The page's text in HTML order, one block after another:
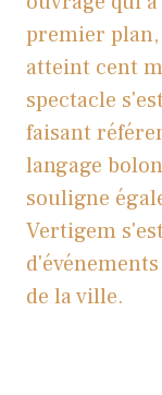
premier
atteint cent
spectacle
faisant
langage
souligne
Vertigem
de la ville.